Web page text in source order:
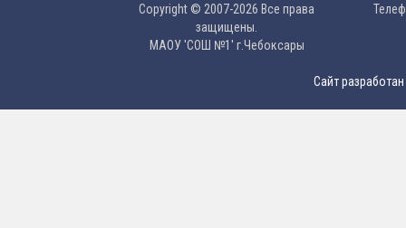
Copyright © 2007-2026 Все права
защищены.
МAОУ 'CОШ №1' г.Чебоксары
Сайт